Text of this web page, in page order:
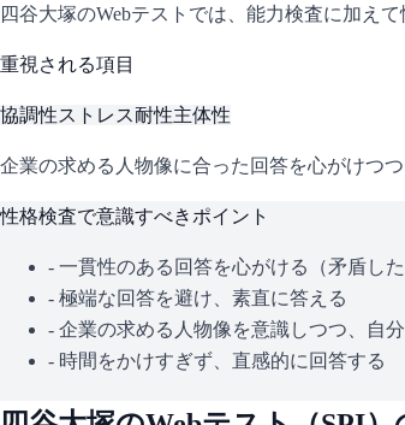
四谷大塚のWebテストでは、能力検査に加え
重視される項目
協調性ストレス耐性主体性
企業の求める人物像に合った回答を心がけつ
性格検査で意識すべきポイント
- 一貫性のある回答を心がける（矛盾し
- 極端な回答を避け、素直に答える
- 企業の求める人物像を意識しつつ、自
- 時間をかけすぎず、直感的に回答する